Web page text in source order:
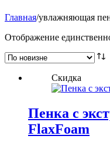
Главная/увлажняющая
Отображение
Скидка
Пенка с
FlaxFoam